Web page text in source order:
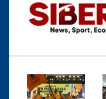
Berita Pilihan
Palembang